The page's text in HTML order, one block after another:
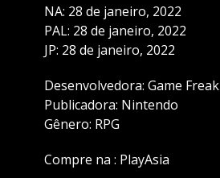
NA: 28 de janeiro, 2022
PAL: 28 de janeiro, 2022
JP: 28 de janeiro, 2022
Desenvolvedora: Game Freak
Publicadora: Nintendo
Gênero: RPG
Compre na : PlayAsia